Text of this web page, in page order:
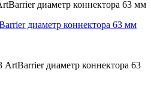
диаметр коннектора 63 мм